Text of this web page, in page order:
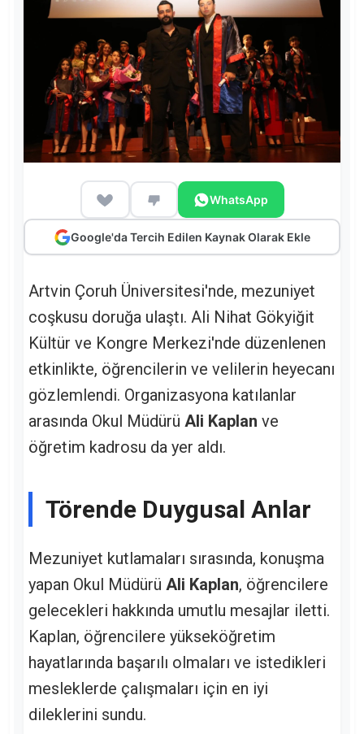
WhatsApp
Google'da Tercih Edilen Kaynak Olarak Ekle
Artvin Çoruh Üniversitesi'nde, mezuniyet
coşkusu doruğa ulaştı. Ali Nihat Gökyiğit
Kültür ve Kongre Merkezi'nde düzenlenen
etkinlikte, öğrencilerin ve velilerin heyecanı
gözlemlendi. Organizasyona katılanlar
arasında Okul Müdürü Ali Kaplan ve
öğretim kadrosu da yer aldı.
Törende Duygusal Anlar
Mezuniyet kutlamaları sırasında, konuşma
yapan Okul Müdürü Ali Kaplan, öğrencilere
gelecekleri hakkında umutlu mesajlar iletti.
Kaplan, öğrencilere yükseköğretim
hayatlarında başarılı olmaları ve istedikleri
mesleklerde çalışmaları için en iyi
dileklerini sundu.